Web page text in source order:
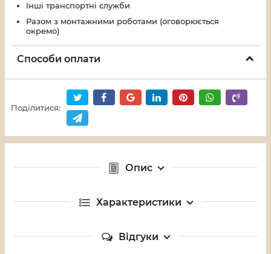
Інші транспортні служби
Разом з монтажними роботами (оговорюється
окремо)
Способи оплати
Поділитися:
Опис
Характеристики
Відгуки